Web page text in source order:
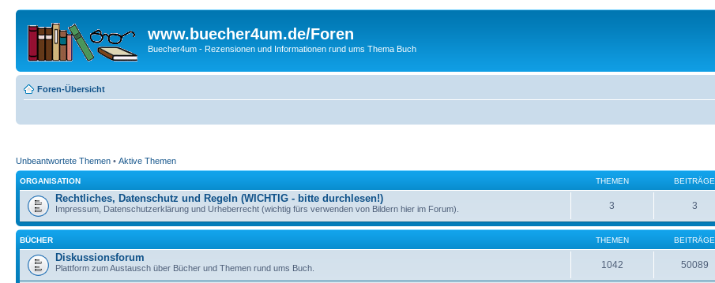
www.buecher4um.de/Foren
Buecher4um - Rezensionen und Informationen rund ums Thema Buch
Foren-Übersicht
Unbeantwortete Themen • Aktive Themen
ORGANISATION THEMEN BEITRÄGE
Rechtliches, Datenschutz und Regeln (WICHTIG - bitte durchlesen!)
Impressum, Datenschutzerklärung und Urheberrecht (wichtig fürs verwenden von Bildern hier im Forum). 3 3
BÜCHER THEMEN BEITRÄGE
Diskussionsforum
Plattform zum Austausch über Bücher und Themen rund ums Buch. 1042 50089